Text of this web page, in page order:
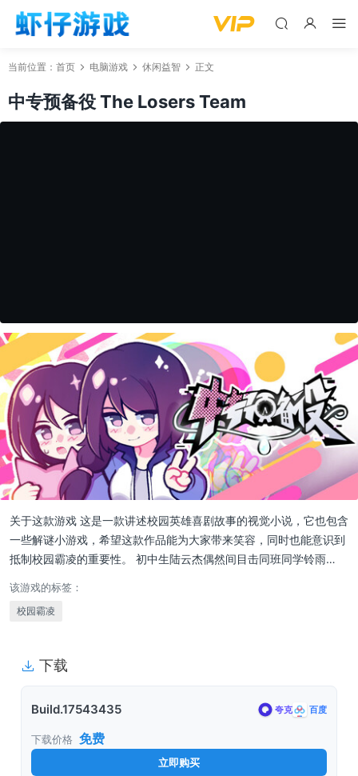
当前位置： 首页 电脑游戏 休闲益智 正文
中专预备役 The Losers Team
关于这款游戏 这是一款讲述校园英雄喜剧故事的视觉小说，它也包含
一些解谜小游戏，希望这款作品能为大家带来笑容，同时也能意识到
抵制校园霸凌的重要性。 初中生陆云杰偶然间目击同班同学铃雨…
该游戏的标签：
校园霸凌
下载
Build.17543435 夸克 百度
下载价格 免费
立即购买